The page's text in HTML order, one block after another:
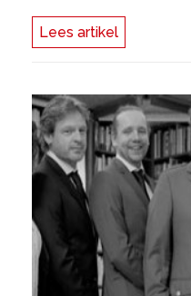
Lees artikel